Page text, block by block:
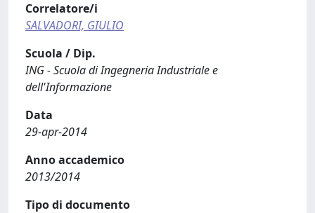
Correlatore/i
SALVADORI, GIULIO
Scuola / Dip.
ING - Scuola di Ingegneria Industriale e
dell'Informazione
Data
29-apr-2014
Anno accademico
2013/2014
Tipo di documento